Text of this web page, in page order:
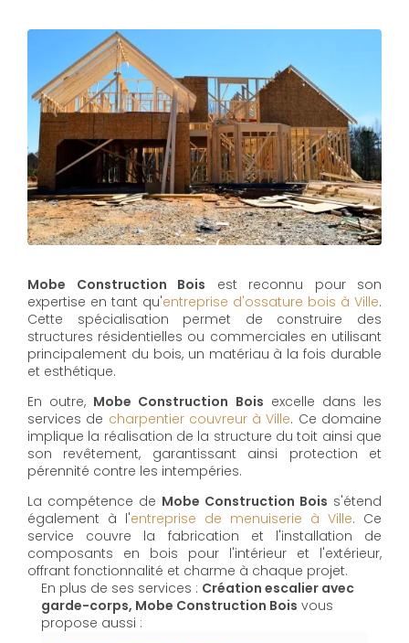
Mobe Construction Bois est reconnu pour son
expertise en tant qu'entreprise d'ossature bois à Ville.
Cette spécialisation permet de construire des
structures résidentielles ou commerciales en utilisant
principalement du bois, un matériau à la fois durable
et esthétique.
En outre, Mobe Construction Bois excelle dans les
services de charpentier couvreur à Ville. Ce domaine
implique la réalisation de la structure du toit ainsi que
son revêtement, garantissant ainsi protection et
pérennité contre les intempéries.
La compétence de Mobe Construction Bois s'étend
également à l'entreprise de menuiserie à Ville. Ce
service couvre la fabrication et l'installation de
composants en bois pour l'intérieur et l'extérieur,
offrant fonctionnalité et charme à chaque projet.
En plus de ses services : Création escalier avec
garde-corps, Mobe Construction Bois vous
propose aussi :